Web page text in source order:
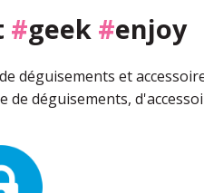
#geek #enjoy
déguisements et
déguisements,